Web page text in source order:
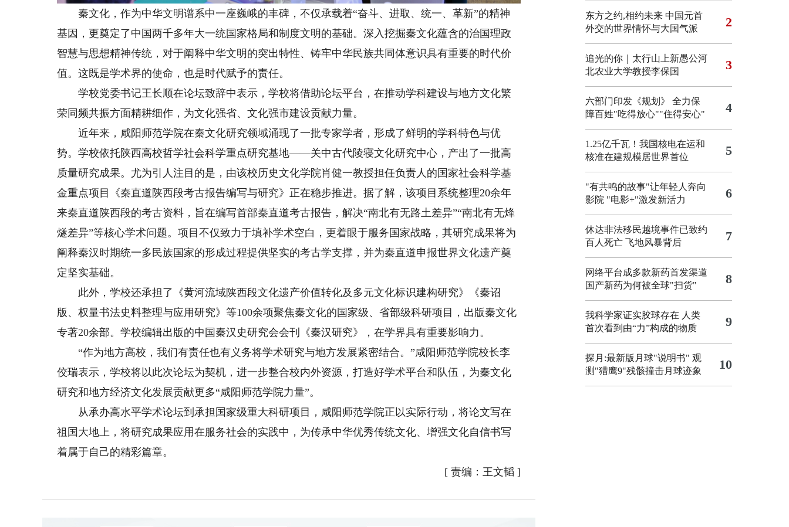
秦文化，作为中华文明谱系中一座巍峨的丰碑，不仅承载着“奋斗、进取、统一、革新”的精神
基因，更奠定了中国两千多年大一统国家格局和制度文明的基础。深入挖掘秦文化蕴含的治国理政
智慧与思想精神传统，对于阐释中华文明的突出特性、铸牢中华民族共同体意识具有重要的时代价
值。这既是学术界的使命，也是时代赋予的责任。
学校党委书记王长顺在论坛致辞中表示，学校将借助论坛平台，在推动学科建设与地方文化繁
荣同频共振方面精耕细作，为文化强省、文化强市建设贡献力量。
近年来，咸阳师范学院在秦文化研究领域涌现了一批专家学者，形成了鲜明的学科特色与优
势。学校依托陕西高校哲学社会科学重点研究基地——关中古代陵寝文化研究中心，产出了一批高
质量研究成果。尤为引人注目的是，由该校历史文化学院肖健一教授担任负责人的国家社会科学基
金重点项目《秦直道陕西段考古报告编写与研究》正在稳步推进。据了解，该项目系统整理20余年
来秦直道陕西段的考古资料，旨在编写首部秦直道考古报告，解决“南北有无路土差异”“南北有无烽
燧差异”等核心学术问题。项目不仅致力于填补学术空白，更着眼于服务国家战略，其研究成果将为
阐释秦汉时期统一多民族国家的形成过程提供坚实的考古学支撑，并为秦直道申报世界文化遗产奠
定坚实基础。
此外，学校还承担了《黄河流域陕西段文化遗产价值转化及多元文化标识建构研究》《秦诏
版、权量书法史料整理与应用研究》等100余项聚焦秦文化的国家级、省部级科研项目，出版秦文化
专著20余部。学校编辑出版的中国秦汉史研究会会刊《秦汉研究》，在学界具有重要影响力。
“作为地方高校，我们有责任也有义务将学术研究与地方发展紧密结合。”咸阳师范学院校长李
佼瑞表示，学校将以此次论坛为契机，进一步整合校内外资源，打造好学术平台和队伍，为秦文化
研究和地方经济文化发展贡献更多“咸阳师范学院力量”。
从承办高水平学术论坛到承担国家级重大科研项目，咸阳师范学院正以实际行动，将论文写在
祖国大地上，将研究成果应用在服务社会的实践中，为传承中华优秀传统文化、增强文化自信书写
着属于自己的精彩篇章。
[ 责编：王文韬 ]
东方之约,相约未来 中国元首
外交的世界情怀与大国气派
2
追光的你｜太行山上新愚公河
北农业大学教授李保国
3
六部门印发《规划》 全力保
障百姓"吃得放心""住得安心"
4
1.25亿千瓦！我国核电在运和
核准在建规模居世界首位
5
"有共鸣的故事"让年轻人奔向
影院 "电影+"激发新活力 6
休达非法移民越境事件已致约
百人死亡 飞地风暴背后 7
网络平台成多款新药首发渠道
国产新药为何被全球"扫货"
8
我科学家证实胶球存在 人类
首次看到由“力”构成的物质
9
探月:最新版月球"说明书" 观
测"猎鹰9"残骸撞击月球迹象
10